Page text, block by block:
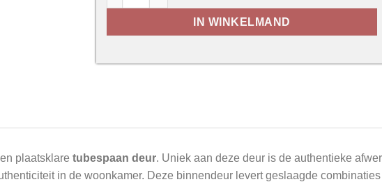
IN WINKELMAND
plaatsklare tubespaan deur. Uniek aan deze deur is de authentieke
in de woonkamer. Deze binnendeur levert geslaagde